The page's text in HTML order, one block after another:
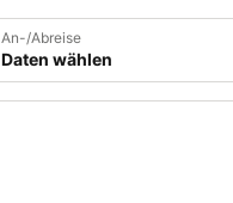
An-/Abreise
Daten wählen